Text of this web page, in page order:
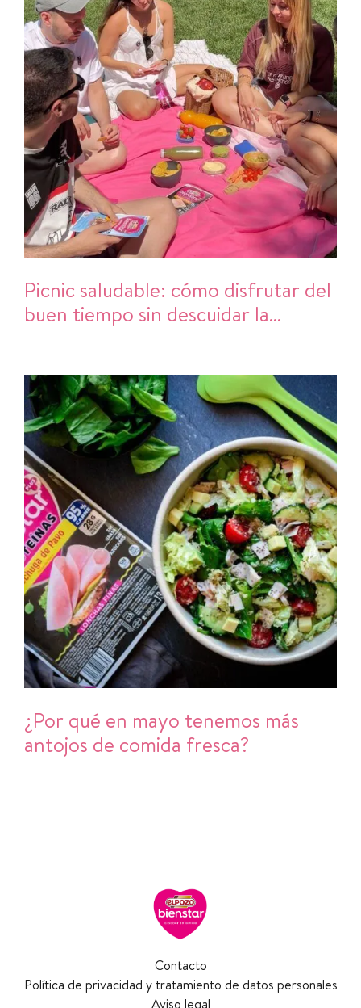
Picnic saludable: cómo disfrutar del
buen tiempo sin descuidar la
¿Por qué en mayo tenemos más
antojos de comida fresca?
Contacto
Política de privacidad y tratamiento de datos personales
Aviso legal